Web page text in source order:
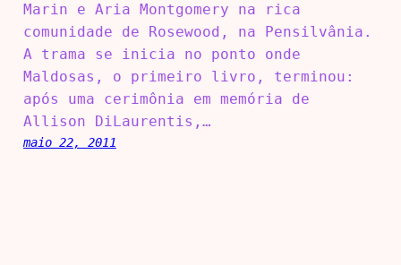
Marin e Aria Montgomery na rica
comunidade de Rosewood, na Pensilvânia.
A trama se inicia no ponto onde
Maldosas, o primeiro livro, terminou:
após uma cerimônia em memória de
Allison DiLaurentis,…
maio 22, 2011